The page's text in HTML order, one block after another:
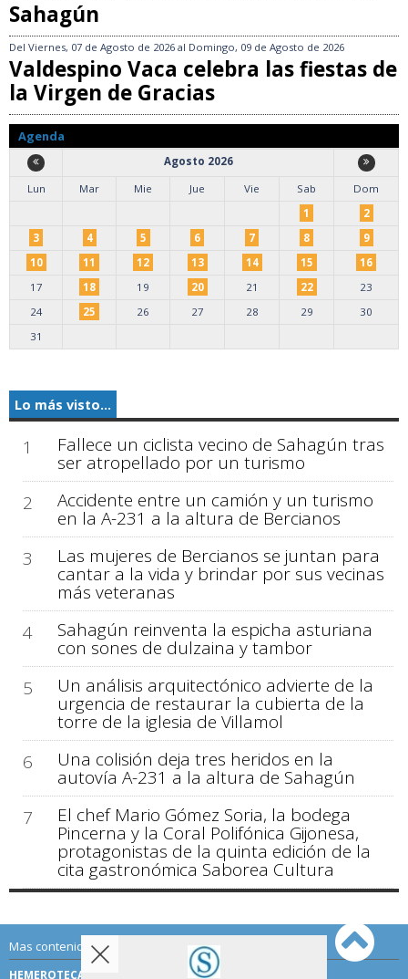
Sahagún
Del Viernes, 07 de Agosto de 2026 al Domingo, 09 de Agosto de 2026
Valdespino Vaca celebra las fiestas de
la Virgen de Gracias
Agenda
Agosto 2026
Lun
Mar Mie Jue Vie Sab
Dom
1
2
3
4 5 6 7 8
9
10
11 12 13 14 15
16
17
18 19 20 21 22
23
24
25 26 27 28 29
30
31
Lo más visto...
1 Fallece un ciclista vecino de Sahagún tras
ser atropellado por un turismo
2
Accidente entre un camión y un turismo
en la A-231 a la altura de Bercianos
3
Las mujeres de Bercianos se juntan para
cantar a la vida y brindar por sus vecinas
más veteranas
4
Sahagún reinventa la espicha asturiana
con sones de dulzaina y tambor
5
Un análisis arquitectónico advierte de la
urgencia de restaurar la cubierta de la
torre de la iglesia de Villamol
6
Una colisión deja tres heridos en la
autovía A-231 a la altura de Sahagún
7
El chef Mario Gómez Soria, la bodega
Pincerna y la Coral Polifónica Gijonesa,
protagonistas de la quinta edición de la
cita gastronómica Saborea Cultura
Mas contenido de Sahagún Digital:
HEMEROTECA TÉRMINOS DE USO